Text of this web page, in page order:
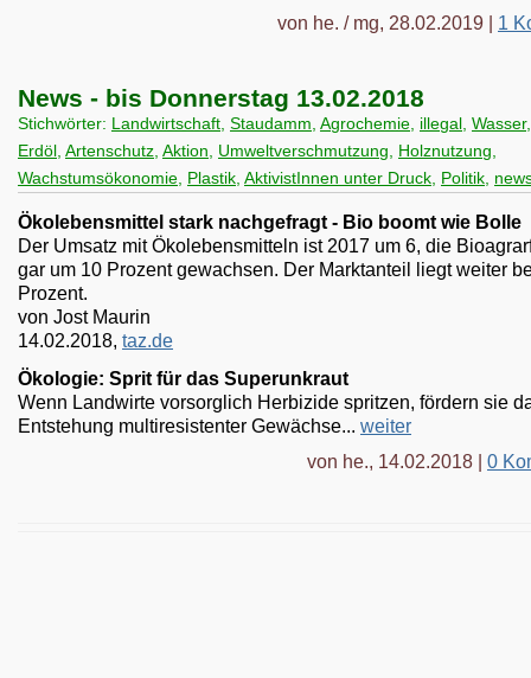
von he. / mg, 28.02.2019 | 1
News - bis Donnerstag 13.02.2018
Stichwörter: Landwirtschaft Staudamm Agrochemie illegal Wasser
Erdöl
Artenschutz Aktion Umweltverschmutzung Holznutzung
Wachstumsökonomie
Plastik AktivistInnen unter Druck Politik
Ökolebensmittel stark nachgefragt - Bio boomt wie Bolle
Der Umsatz mit Ökolebensmitteln ist 2017 um 6, die
gar um 10 Prozent gewachsen. Der Marktanteil liegt weiter
Prozent.
von Jost Maurin
14.02.2018, taz.de
Ökologie: Sprit für das Superunkraut
Wenn Landwirte vorsorglich Herbizide spritzen, fördern sie
Entstehung multiresistenter Gewächse... weiter
von he., 14.02.2018 | 0